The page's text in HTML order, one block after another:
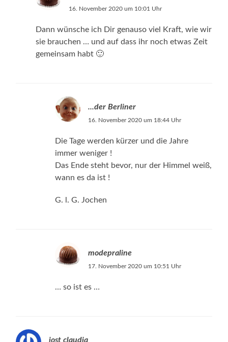
16. November 2020 um 10:01 Uhr
Dann wünsche ich Dir genauso viel Kraft, wie wir
sie brauchen … und auf dass ihr noch etwas Zeit
gemeinsam habt 🙂
...der Berliner
16. November 2020 um 18:44 Uhr
Die Tage werden kürzer und die Jahre
immer weniger !
Das Ende steht bevor, nur der Himmel weiß,
wann es da ist !
G. l. G. Jochen
modepraline
17. November 2020 um 10:51 Uhr
… so ist es …
jost claudia